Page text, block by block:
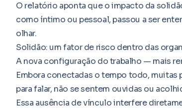
O relatório aponta que o impacto da
como íntimo ou pessoal, passou a ser
olhar.
Solidão: um fator de risco dentro das
A nova configuração do trabalho — mais
Embora conectadas o tempo todo, muitas
para falar, não se sentem ouvidas ou
Essa ausência de vínculo interfere